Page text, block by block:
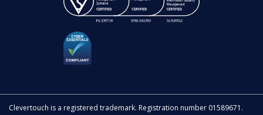
Clevertouch is a registered trademark. Registration number 01589671.